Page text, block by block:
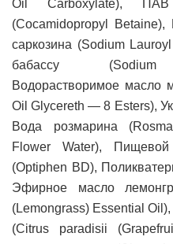
Oil Carboxylate),
(Cocamidopropyl Betaine),
саркозина (Sodium
бабассу (Sodium
Водорастворимое масло
Oil Glycereth — 8 Esters),
Вода розмарина
Flower Water),
(Optiphen BD),
Эфирное масло
(Lemongrass) Essential
(Citrus paradisii